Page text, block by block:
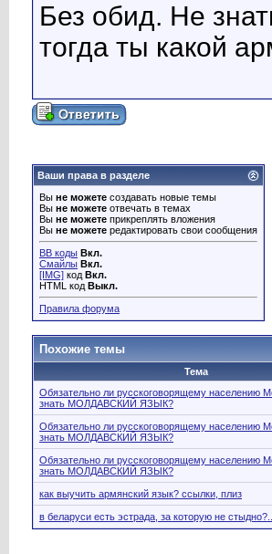
Без обид. Не
тогда ты какой
Ваши права в разделе
Вы не можете создавать новые темы
Вы не можете отвечать в темах
Вы не можете прикреплять вложения
Вы не можете редактировать свои сообщения
BB коды Вкл.
Смайлы Вкл.
[IMG] код Вкл.
HTML код Выкл.
Правила форума
Похожие темы
Тема
Обязательно ли русскоговорящему населению
знать МОЛДАВСКИЙ ЯЗЫК?
Обязательно ли русскоговорящему населению
знать МОЛДАВСКИЙ ЯЗЫК?
Обязательно ли русскоговорящему населению
знать МОЛДАВСКИЙ ЯЗЫК?
как выучить армянский язык? ссылки, плиз
в беларуси есть эстрада, за которую не